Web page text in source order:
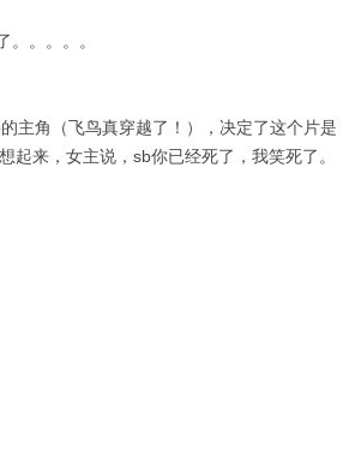
。。。。
主角（飞鸟真穿越了！），决定了这个片是
来，女主说，sb你已经死了，我笑死了。